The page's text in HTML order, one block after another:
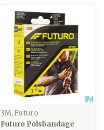
3M, Futuro
Futuro Polsbandage